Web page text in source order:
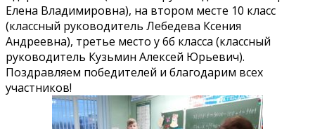
Елена Владимировна), на втором месте 10 класс
(классный руководитель Лебедева Ксения
Андреевна), третье место у 6б класса (классный
руководитель Кузьмин Алексей Юрьевич).
Поздравляем победителей и благодарим всех
участников!